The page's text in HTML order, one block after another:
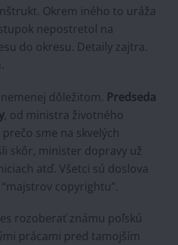
Okrem iného to uráža
nepostretol na
do okresu. Detaily zajtra.
dôležitom. Predseda
, od ministra životného
sme na skvelých
skôr, minister dopravy už
atď. Všetci sú doslova
copyrightu”.
rozoberať známu poľskú
prácami pred tamojším